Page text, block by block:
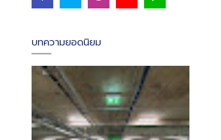
บทความยอดนิยม